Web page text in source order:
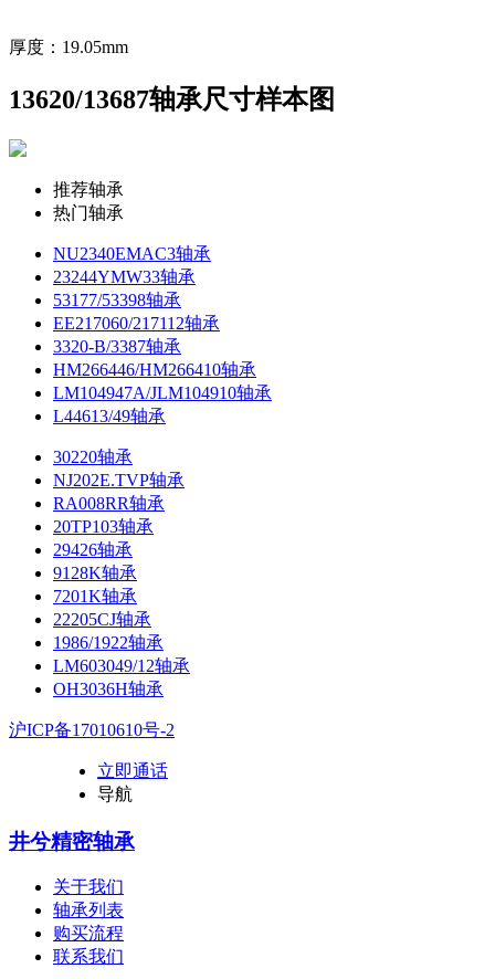
厚度：19.05mm
13620/13687轴承尺寸样本图
推荐轴承
热门轴承
NU2340EMAC3轴承
23244YMW33轴承
53177/53398轴承
EE217060/217112轴承
3320-B/3387轴承
HM266446/HM266410轴承
LM104947A/JLM104910轴承
L44613/49轴承
30220轴承
NJ202E.TVP轴承
RA008RR轴承
20TP103轴承
29426轴承
9128K轴承
7201K轴承
22205CJ轴承
1986/1922轴承
LM603049/12轴承
OH3036H轴承
沪ICP备17010610号-2
立即通话
导航
井兮精密轴承
关于我们
轴承列表
购买流程
联系我们